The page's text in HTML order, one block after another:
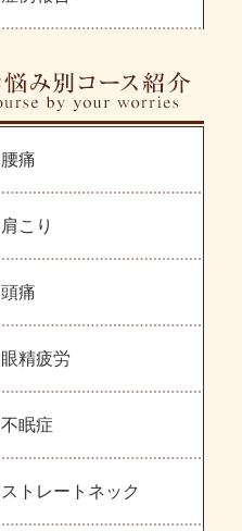
腰痛
肩こり
頭痛
眼精疲労
不眠症
ストレートネック